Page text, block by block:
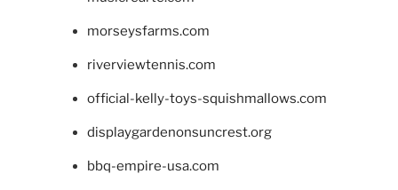
morseysfarms.com
riverviewtennis.com
official-kelly-toys-squishmallows.com
displaygardenonsuncrest.org
bbq-empire-usa.com